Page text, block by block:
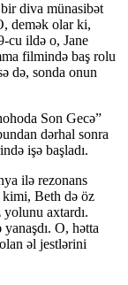
diva münasibət
demək olar ki,
cu ildə o, Jane
filmində baş rolu
də, sonda onun
Son Gecə”
dərhal sonra
işə başladı.
ilə rezonans
kimi, Beth də öz
yolunu axtardı.
O, hətta
əl jestlərini